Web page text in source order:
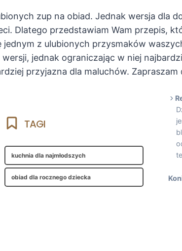
zup na obiad. Jednak wersja dla
Dlatego przedstawiam Wam przepis,
z ulubionych przysmaków
wersji, jednak ograniczając w niej
przyjazna dla maluchów.
TAGI
kuchnia dla najmłodszych
obiad dla rocznego dziecka